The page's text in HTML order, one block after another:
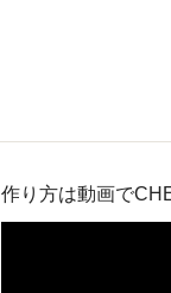
作り方は動画で